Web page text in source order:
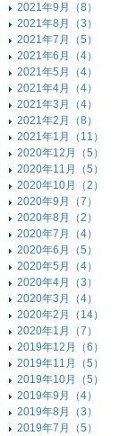
2021年9月（8）
2021年8月（3）
2021年7月（5）
2021年6月（4）
2021年5月（4）
2021年4月（4）
2021年3月（4）
2021年2月（8）
2021年1月（11）
2020年12月（5）
2020年11月（5）
2020年10月（2）
2020年9月（7）
2020年8月（2）
2020年7月（4）
2020年6月（5）
2020年5月（4）
2020年4月（3）
2020年3月（4）
2020年2月（14）
2020年1月（7）
2019年12月（6）
2019年11月（5）
2019年10月（5）
2019年9月（4）
2019年8月（3）
2019年7月（5）